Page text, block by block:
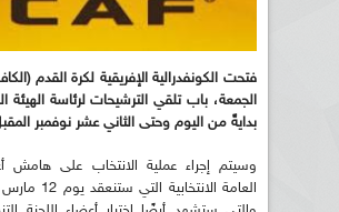
فتحت الكونفدرالية الإفريقية لكرة القدم
الجمعة، باب تلقي الترشيحات لرئاسة الهيئة
بدايةً من اليوم وحتى الثاني عشر نوفمبر
وسيتم إجراء عملية الانتخاب على هامش